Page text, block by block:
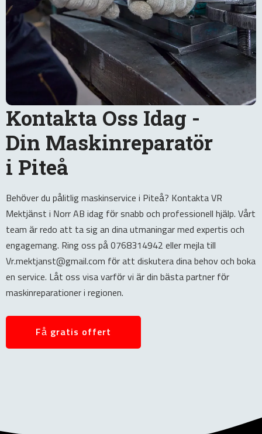
Kontakta Oss Idag -
Din Maskinreparatör
i Piteå
Behöver du pålitlig maskinservice i Piteå? Kontakta VR
Mektjänst i Norr AB idag för snabb och professionell hjälp. Vårt
team är redo att ta sig an dina utmaningar med expertis och
engagemang. Ring oss på 0768314942 eller mejla till
Vr.mektjanst@gmail.com för att diskutera dina behov och boka
en service. Låt oss visa varför vi är din bästa partner för
maskinreparationer i regionen.
Få gratis offert